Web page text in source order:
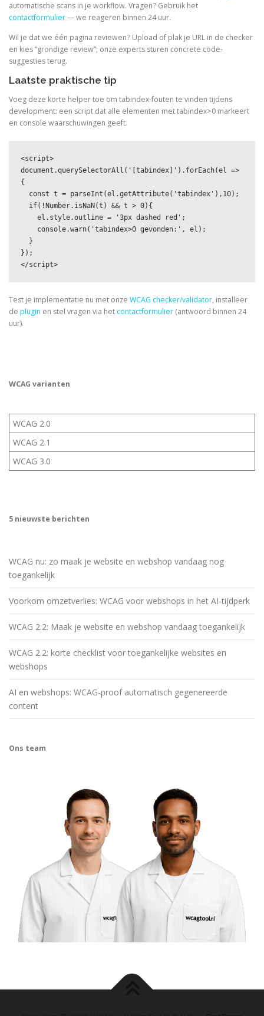
automatische scans in je workflow. Vragen? Gebruik het
contactformulier— we reageren binnen 24 uur.
Wil je dat we één pagina reviewen? Upload of plak je URL in de checker
en kies “grondige review”; onze experts sturen concrete code-
suggesties terug.
Laatste praktische tip
Voeg deze korte helper toe om tabindex-fouten te vinden tijdens
development: een script dat alle elementen met tabindex>0 markeert
en console waarschuwingen geeft.
<script>
document.querySelectorAll('[tabindex]').forEach(el =>
{
});
</script>
Test je implementatie nu met onze WCAG checker/validator, installeer
de plugin en stel vragen via het contactformulier (antwoord binnen 24
uur).
WCAG varianten
WCAG 2.0
WCAG 2.1
WCAG 3.0
5 nieuwste berichten
WCAG nu: zo maak je website en webshop vandaag nog
toegankelijk
Voorkom omzetverlies: WCAG voor webshops in het AI-tijdperk
WCAG 2.2: Maak je website en webshop vandaag toegankelijk
WCAG 2.2: korte checklist voor toegankelijke websites en
webshops
AI en webshops: WCAG-proof automatisch gegenereerde
content
Ons team